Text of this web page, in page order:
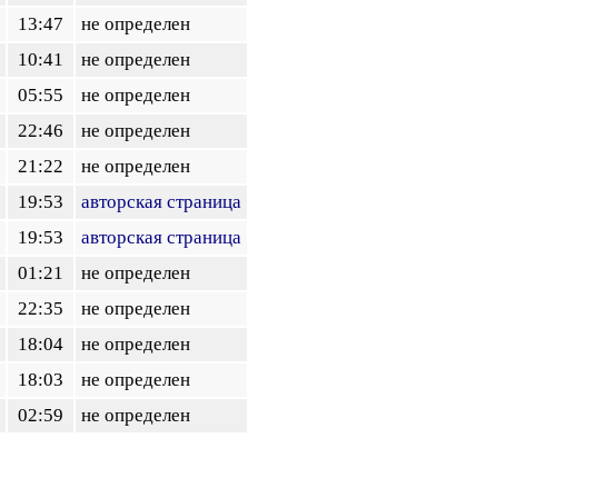
13:47
не определен
10:41
не определен
05:55
не определен
22:46
не определен
21:22
не определен
19:53
авторская страница
19:53
авторская страница
01:21
не определен
22:35
не определен
18:04
не определен
18:03
не определен
02:59 не определен